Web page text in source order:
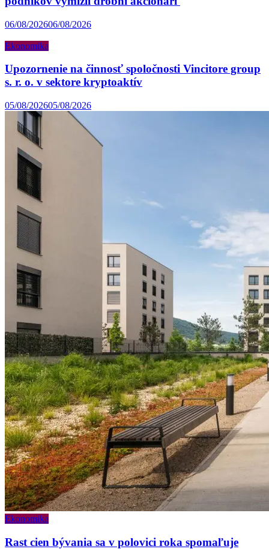
06/08/202606/08/2026
Ekonomika
Upozornenie na činnosť spoločnosti Vincitore group
s. r. o. v sektore kryptoaktív
05/08/202605/08/2026
Ekonomika
Rast cien bývania sa v polovici roka spomaľuje